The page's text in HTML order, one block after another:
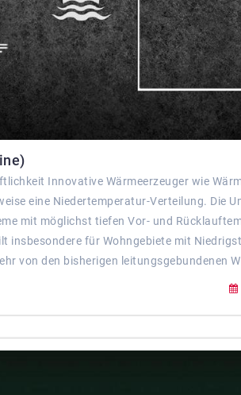
Innovative Wärmeerzeuger wie
eine Niedertemperatur-Verteilung. Die
mit möglichst tiefen Vor- und
insbesondere für Wohngebiete mit
von den bisherigen leitungsgebundenen